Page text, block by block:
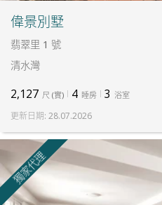
偉景別墅
翡翠里 1 號
清水灣
2,127 尺 (實) 4 睡房 3 浴室
更新日期: 28.07.2026
獨家代理